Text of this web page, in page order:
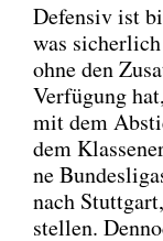
Defen­siv ist
was
ohne den
Ver­fü­gung
mit dem
dem
ne
nach
stel­len.